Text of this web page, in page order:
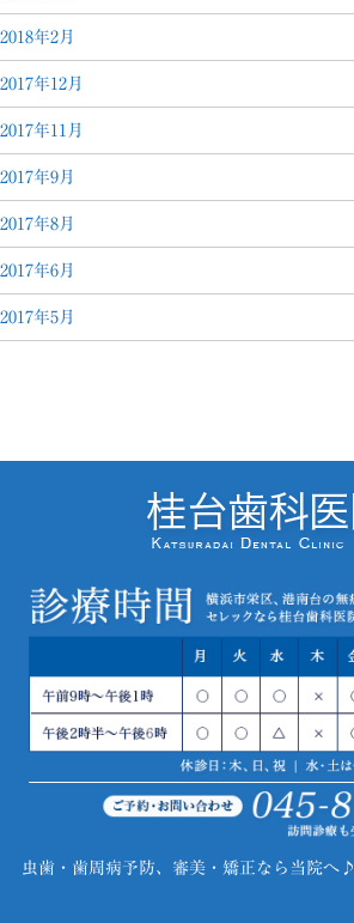
2018年2月
2017年12月
2017年11月
2017年9月
2017年8月
2017年6月
2017年5月
虫歯・歯周病予防、審美・矯正なら当院へ♪